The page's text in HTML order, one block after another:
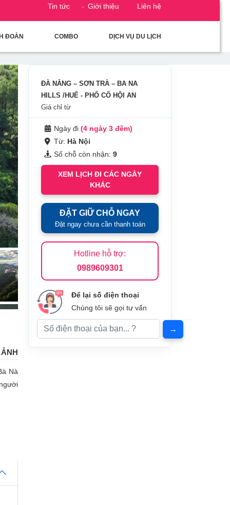
Tin tức Giới thiệu Liên hệ
ĐOÀN COMBO DỊCH VỤ DU LỊCH
Nà
ĐÀ NẴNG – SƠN TRÀ – BA NA
HILLS /HUẾ - PHỐ CỔ HỘI AN
Giá chỉ từ
Ngày đi (4 ngày 3 đêm)
Từ: Hà Nội
Số chỗ còn nhận: 9
XEM LỊCH ĐI CÁC NGÀY
KHÁC
ĐẶT GIỮ CHỖ NGAY
Đặt ngay chưa cần thanh toán
Hotline hỗ trợ:
0989609301
Để lại số điện thoại
Chúng tôi sẽ gọi tư vấn